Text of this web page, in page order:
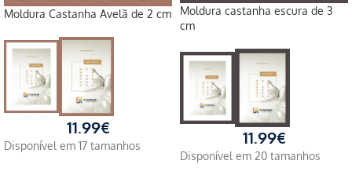
Moldura Castanha Avelã de 2 cm
11.99€
Disponível em 17 tamanhos
Moldura castanha escura de 3
cm
11.99€
Disponível em 20 tamanhos